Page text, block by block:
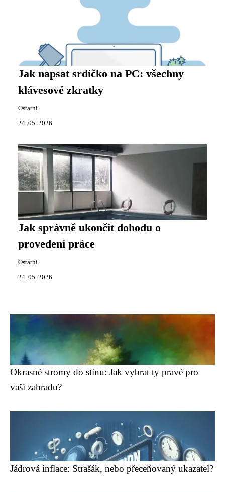
Jak napsat srdíčko na PC: všechny
klávesové zkratky
Ostatní
24. 05. 2026
Jak správně ukončit dohodu o
provedení práce
Ostatní
24. 05. 2026
Okrasné stromy do stínu: Jak vybrat ty pravé pro
vaši zahradu?
Jádrová inflace: Strašák, nebo přeceňovaný ukazatel?